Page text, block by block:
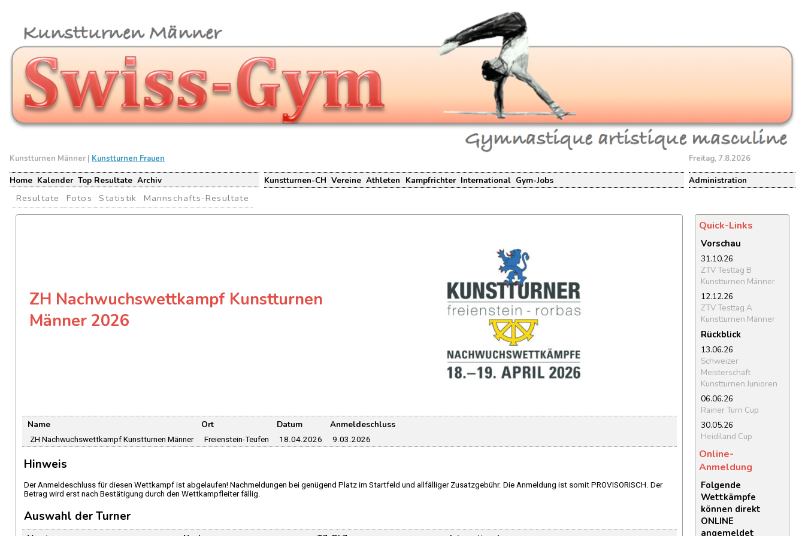
Kunstturnen Männer | Kunstturnen Frauen Freitag, 7.8.2026
Home Kalender Top Resultate Archiv Kunstturnen-CH Vereine Athleten Kampfrichter International Gym-Jobs Administration
Resultate Fotos Statistik Mannschafts-Resultate
ZH Nachwuchswettkampf Kunstturnen
Männer 2026
Name
ZH Nachwuchswettkampf Kunstturnen Männer
Ort
Freienstein-Teufen
Datum
18.04.2026
Anmeldeschluss
9.03.2026
Hinweis
Der Anmeldeschluss für diesen Wettkampf ist abgelaufen! Nachmeldungen bei genügend Platz im Startfeld und allfälliger Zusatzgebühr. Die Anmeldung ist somit PROVISORISCH. Der
Betrag wird erst nach Bestätigung durch den Wettkampfleiter fällig.
Auswahl der Turner
Quick-Links
Vorschau
31.10.26
ZTV Testtag B
Kunstturnen Männer
12.12.26
ZTV Testtag A
Kunstturnen Männer
Rückblick
13.06.26
Schweizer
Meisterschaft
Kunstturnen Junioren
06.06.26
Rainer Turn Cup
30.05.26
Heidiland Cup
Online-
Anmeldung
Folgende
Wettkämpfe
können direkt
ONLINE
angemeldet